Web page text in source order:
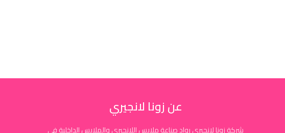
عن زونا لانجيري
شركة زونا لانجيري رواد صناعة ملابس اللانجيري والملابس الداخلية في